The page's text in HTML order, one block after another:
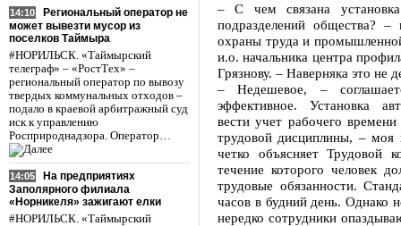
14:10
Региональный оператор не
может вывезти мусор из
поселков Таймыра
#НОРИЛЬСК. «Таймырский
телеграф» – «РостТех» –
региональный оператор по вывозу
твердых коммунальных отходов –
подало в краевой арбитражный суд
иск к управлению
Росприроднадзора. Оператор…
14:05
На предприятиях
Заполярного филиала
«Норникеля» зажигают елки
#НОРИЛЬСК. «Таймырский
– С чем связана
подразделений общества? –
охраны труда и
и.о. начальника центра
Грязнову. – Наверняка это не
– Недешевое, –
эффективное. Установка
вести учет рабочего
трудовой дисциплины, – моя
четко объясняет Трудовой
течение которого человек
трудовые обязанности.
часов в будний день. Однако
нередко сотрудники